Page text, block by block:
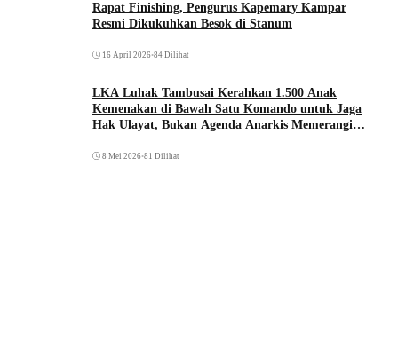
Rapat Finishing, Pengurus Kapemary Kampar
Resmi Dikukuhkan Besok di Stanum
16 April 2026•84 Dilihat
LKA Luhak Tambusai Kerahkan 1.500 Anak
Kemenakan di Bawah Satu Komando untuk Jaga
Hak Ulayat, Bukan Agenda Anarkis Memerangi
8 Mei 2026•81 Dilihat